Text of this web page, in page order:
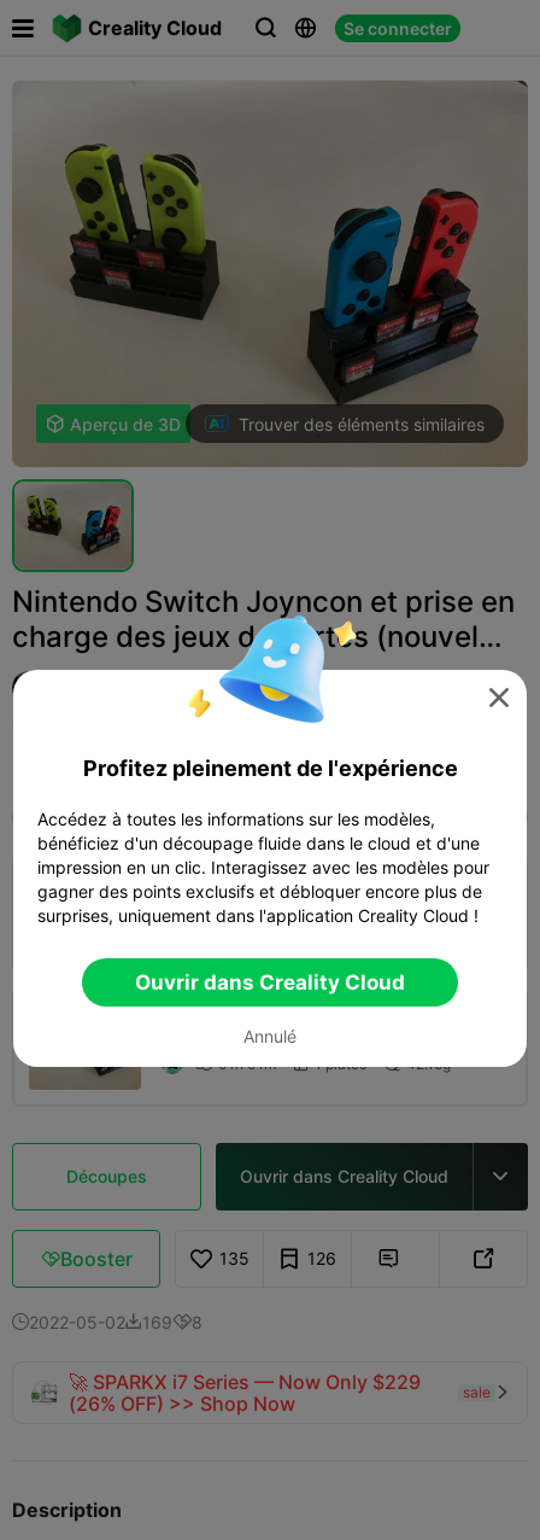
Creality Cloud   Se connecter

 Aperçu de 3D Trouver des éléments similaires
Nintendo Switch Joyncon et prise en
charge des jeux de cartes (nouvel
article)
Print Settings (2) Add Jouets et jeux  Autre
Tous K2 Plus K2 Pro K2 K2 SE
0.2mm layer, 2 walls, 15% infill
 44.52g
0.2mm layer, 2 walls, 15% infill
 01h 01m  1 plates  42.16g
Découpes Ouvrir dans Creality Cloud 
Booster 135 126  
2022-05-021698
🚀 SPARKX i7 Series — Now Only $229
(26% OFF) >> Shop Now
sale 
Description

Profitez pleinement de l'expérience
Accédez à toutes les informations sur les modèles,
bénéficiez d'un découpage fluide dans le cloud et d'une
impression en un clic. Interagissez avec les modèles pour
gagner des points exclusifs et débloquer encore plus de
surprises, uniquement dans l'application Creality Cloud !
Ouvrir dans Creality Cloud
Annulé